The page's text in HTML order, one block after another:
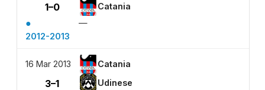
1–0 Catania
●
—
2012-2013
16 Mar 2013 Catania
3–1 Udinese